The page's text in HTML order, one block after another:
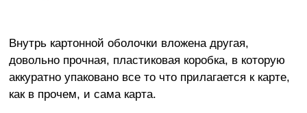
Внутрь картонной оболочки вложена другая,
довольно прочная, пластиковая коробка, в которую
аккуратно упаковано все то что прилагается к карте,
как в прочем, и сама карта.